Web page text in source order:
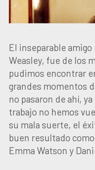
El inseparable
Weasley, fue de los
pudimos encontrar
grandes momentos
no pasaron de ahí,
trabajo no hemos
su mala suerte, el
buen resultado
Emma Watson y